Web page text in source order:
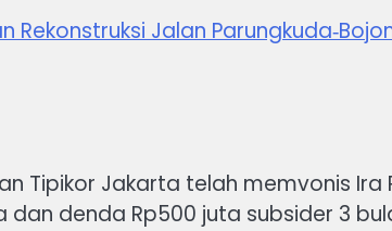
Rekonstruksi Jalan
Tipikor Jakarta telah memvonis Ira
denda Rp500 juta subsider 3